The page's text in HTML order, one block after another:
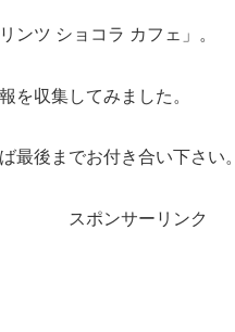
ンツ ショコラ カフェ」。
を収集してみました。
最後までお付き合い下さい。
スポンサーリンク